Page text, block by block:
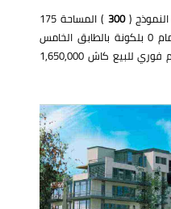
(
300
) المساحة 175
تطل على تشمل 3 نوم 3 حمام 0 بلكونة بالطابق الخامس
تشطيب خاص بإشتراك النادي إستلام فوري للبيع كاش 1,650,000